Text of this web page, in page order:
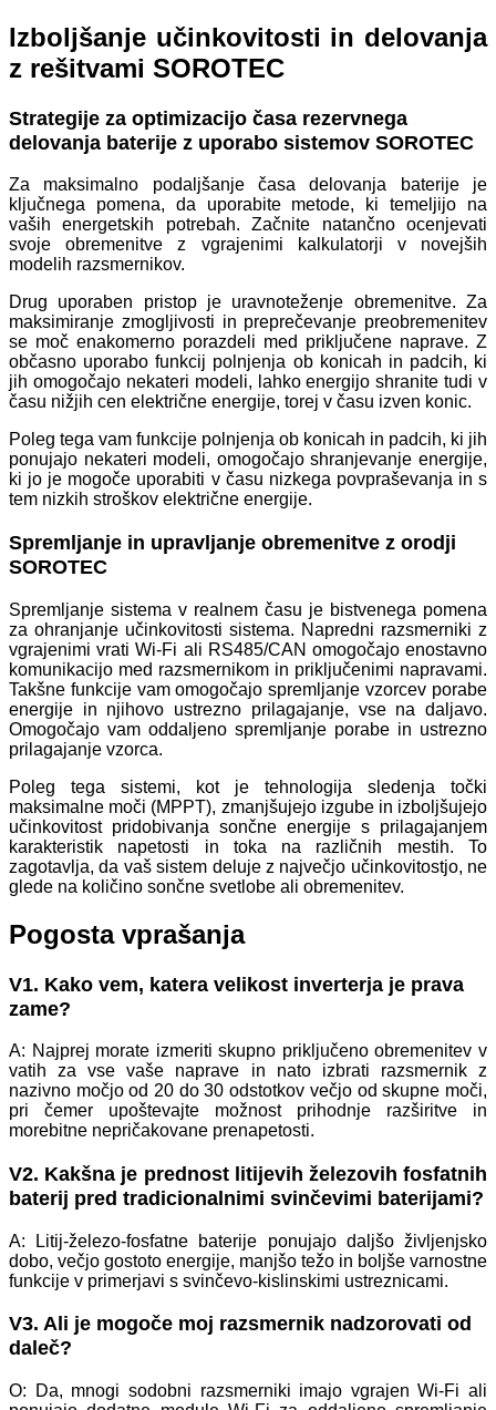
Izboljšanje učinkovitosti in delovanja
z rešitvami SOROTEC
Strategije za optimizacijo časa rezervnega
delovanja baterije z uporabo sistemov SOROTEC
Za maksimalno podaljšanje časa delovanja baterije je
ključnega pomena, da uporabite metode, ki temeljijo na
vaših energetskih potrebah. Začnite natančno ocenjevati
svoje obremenitve z vgrajenimi kalkulatorji v novejših
modelih razsmernikov.
Drug uporaben pristop je uravnoteženje obremenitve. Za
maksimiranje zmogljivosti in preprečevanje preobremenitev
se moč enakomerno porazdeli med priključene naprave. Z
občasno uporabo funkcij polnjenja ob konicah in padcih, ki
jih omogočajo nekateri modeli, lahko energijo shranite tudi v
času nižjih cen električne energije, torej v času izven konic.
Poleg tega vam funkcije polnjenja ob konicah in padcih, ki jih
ponujajo nekateri modeli, omogočajo shranjevanje energije,
ki jo je mogoče uporabiti v času nizkega povpraševanja in s
tem nizkih stroškov električne energije.
Spremljanje in upravljanje obremenitve z orodji
SOROTEC
Spremljanje sistema v realnem času je bistvenega pomena
za ohranjanje učinkovitosti sistema. Napredni razsmerniki z
vgrajenimi vrati Wi-Fi ali RS485/CAN omogočajo enostavno
komunikacijo med razsmernikom in priključenimi napravami.
Takšne funkcije vam omogočajo spremljanje vzorcev porabe
energije in njihovo ustrezno prilagajanje, vse na daljavo.
Omogočajo vam oddaljeno spremljanje porabe in ustrezno
prilagajanje vzorca.
Poleg tega sistemi, kot je tehnologija sledenja točki
maksimalne moči (MPPT), zmanjšujejo izgube in izboljšujejo
učinkovitost pridobivanja sončne energije s prilagajanjem
karakteristik napetosti in toka na različnih mestih. To
zagotavlja, da vaš sistem deluje z največjo učinkovitostjo, ne
glede na količino sončne svetlobe ali obremenitev.
Pogosta vprašanja
V1. Kako vem, katera velikost inverterja je prava
zame?
A: Najprej morate izmeriti skupno priključeno obremenitev v
vatih za vse vaše naprave in nato izbrati razsmernik z
nazivno močjo od 20 do 30 odstotkov večjo od skupne moči,
pri čemer upoštevajte možnost prihodnje razširitve in
morebitne nepričakovane prenapetosti.
V2. Kakšna je prednost litijevih železovih fosfatnih
baterij pred tradicionalnimi svinčevimi baterijami?
A: Litij-železo-fosfatne baterije ponujajo daljšo življenjsko
dobo, večjo gostoto energije, manjšo težo in boljše varnostne
funkcije v primerjavi s svinčevo-kislinskimi ustreznicami.
V3. Ali je mogoče moj razsmernik nadzorovati od
daleč?
O: Da, mnogi sodobni razsmerniki imajo vgrajen Wi-Fi ali